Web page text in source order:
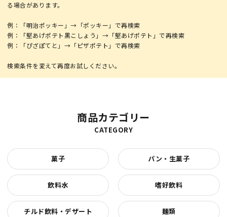
る場合があります。
例：「明治ポッキー」→「ポッキー」で再検索
例：「堅あげポテト黒こしょう」→「堅あげポテト」で再検索
例：「ぴざぽてと」→「ピザポテト」で再検索
商品カテゴリー
CATEGORY
菓子 パン・生菓子
飲料水 嗜好飲料
チルド飲料・デザート 麺類